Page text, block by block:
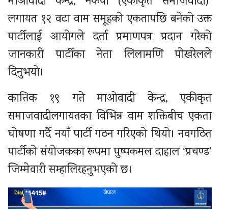
लगायत १२ वटा वाम समूहको एकतापछि बनेको उक्त
पार्टीलाई आयोगले दर्ता प्रमाणपत्र प्रदान गरेको
जानकारी पार्टीका नेता लिलामणि पोखरेलले
दिनुभयो।
कात्तिक १९ गते माओवादी केन्द्र, एकीकृत
समाजवादीलगायतका विभिन्न वाम शक्तिबीच एकता
घोषणा गर्दै नयाँ पार्टी गठन गरिएको थियो। नवगठित
पार्टीको संयोजकका रूपमा पुष्पकमल दाहाल ‘प्रचण्ड’
जिम्मेवारी सम्हालिरहनुभएको छ।